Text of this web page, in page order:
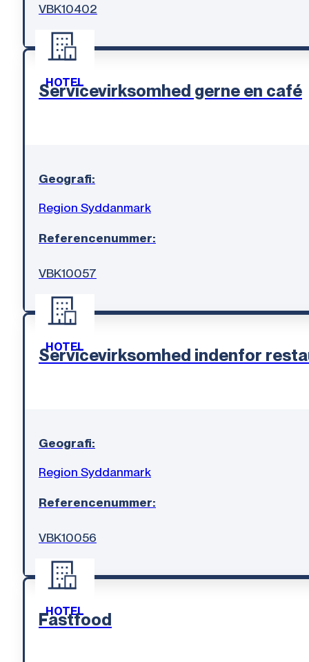
VBK10402
HOTEL
Servicevirksomhed gerne en café
Geografi:
Region Syddanmark
Referencenummer:
VBK10057
HOTEL
Servicevirksomhed indenfor
Geografi:
Region Syddanmark
Referencenummer:
VBK10056
HOTEL
Fastfood